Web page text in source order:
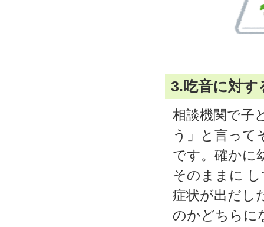
3.吃音に対す
相談機関で子
う」と言って
です。確かに
そのままに
症状が出だし
のかどちらに